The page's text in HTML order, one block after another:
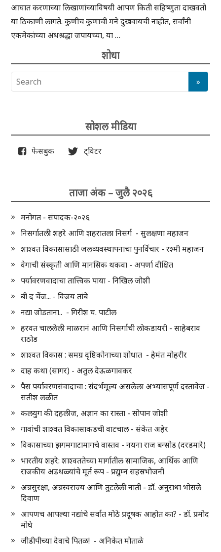
आघात करणाच्या लिखाणांच्याविषयी आपण किती सहिष्णुता दाखवतो
या ठिकाणी लागते. कुणीच कुणाची मने दुखवायची नाहीत, सर्वांनी
एकमेकांच्या अंधश्रद्धा जपायच्या, या …
शोधा
सोशल मीडिया
फेसबुक ट्विटर
ताजा अंक – जुलै २०२६
मनोगत - संपादक-२०२६
निसर्गातली शहरे आणि शहरातला निसर्ग - सुलक्षणा महाजन
शाश्वत विकासासाठी जलव्यवस्थापनाचा पुनर्विचार - रश्मी महाजन
वेगाची संस्कृती आणि मानसिक थकवा - अपर्णा दीक्षित
पर्यावरणवादाचा तात्त्विक पाया - निखिल जोशी
बी द चेंज... - विजय तांबे
नद्या जोडताना.. - गिरीश घ. पाटील
हरवत चाललेली माळरानं आणि निसर्गाची लोकडायरी - साहेबराव
राठोड
शाश्वत विकास : समग्र दृष्टिकोनाच्या शोधात - हेमंत मोहरीर
दाह कथा (सागर) - अतुल देऊळगावकर
पैस पर्यावरणसंवादाचा : संदर्भमूल्य असलेला अभ्यासपूर्ण दस्तावेज -
सतीश लळीत
कलयुग की दहलीज, अज्ञान का रास्ता - सोपान जोशी
गावांची शाश्वत विकासाकडची वाटचाल - संकेत अहेर
विकासाच्या झगमगाटामागचे वास्तव - नयना राज बन्सोड (दरडमारे)
भारतीय शहरे: शाश्वततेच्या मार्गातील सामाजिक, आर्थिक आणि
राजकीय अडथळ्यांचे मूर्त रूप - प्रद्युम्न सहस्रभोजनी
अन्नसुरक्षा, अन्नस्वराज्य आणि तुटलेली नाती - डॉ. अनुराधा भोसले
दिवाण
आपणच आपल्या नद्यांचे सर्वात मोठे प्रदूषक आहोत का? - डॉ. प्रमोद
मोघे
जीडीपीच्या देवाचे पितळ! - अनिकेत मोताळे